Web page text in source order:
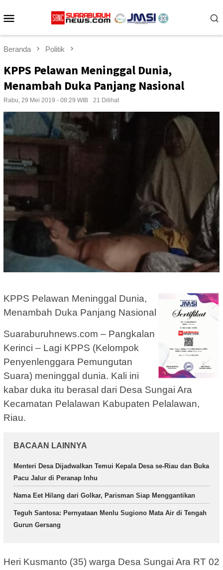
ke
Beranda Politik
KPPS Pelawan Meninggal Dunia,
Menambah Duka Panjang Nasional
Rabu, 29 Mei 2019 - 08:29 WIB 21 Dilihat
KPPS Pelawan Meninggal Dunia,
Menambah Duka Panjang Nasional
Suaraburuhnews.com – Pangkalan
Kerinci – Lagi KPPS (Kelompok
Penyenlenggara Pemungutan
Suara) meninggal dunia. Kali ini
kabar duka itu berasal dari Desa Sungai Ara
Kecamatan Pelalawan Kabupaten Pelalawan,
Riau.
BACAAN LAINNYA
Menteri Desa Dijadwalkan Temui Kepala Desa se-Riau dan Buka
Pacu Jalur di Peranap Inhu
Nama Eet Hilang dari Golkar, Parisman Siap Menggantikan
Teguh Santosa: Pernyataan Menlu Sugiono Mata Air di Tengah
Gurun Gersang
Heri Kusmanto (35) warga Desa Sungai Ara RT 02